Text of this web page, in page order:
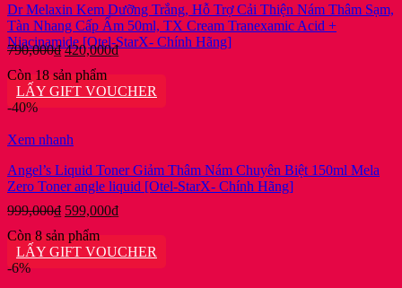
Dr Melaxin Kem Dưỡng Trắng, Hỗ Trợ Cải Thiện Nám Thâm Sạm,
Tàn Nhang Cấp Ẩm 50ml, TX Cream Tranexamic Acid +
Niacinamide [Otel-StarX- Chính Hãng]
790,000₫Giá
là:
790,000₫.
420,000₫Giá
là:
Còn 18 sản phẩm
LẤY GIFT VOUCHER
-40%
Xem nhanh
Angel’s Liquid Toner Giảm Thâm Nám Chuyên Biệt 150ml Mela
Zero Toner angle liquid [Otel-StarX- Chính Hãng]
999,000₫ Giá
là:
999,000₫.
599,000₫Giá
là:
Còn 8 sản phẩm
LẤY GIFT VOUCHER
-6%